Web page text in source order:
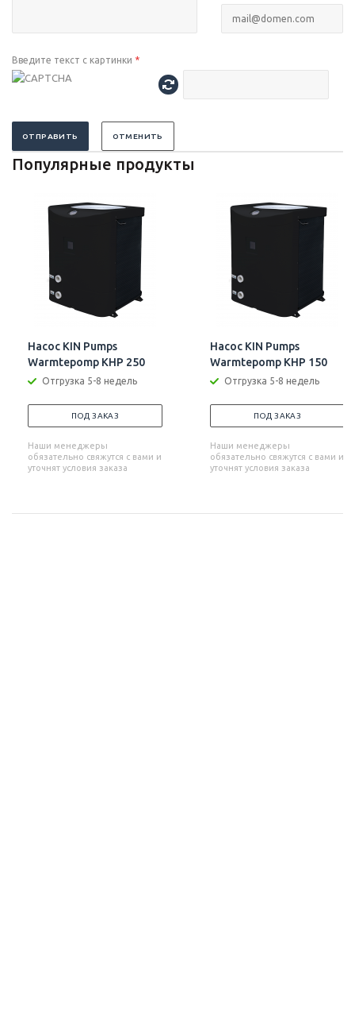
Введите текст с картинки *
ОТПРАВИТЬ ОТМЕНИТЬ
Популярные продукты
Насос KIN Pumps
Warmtepomp KHP 250
Отгрузка 5-8 недель
ПОД ЗАКАЗ
Наши менеджеры
обязательно свяжутся с вами и
уточнят условия заказа
Насос KIN Pumps
Warmtepomp KHP 150
Отгрузка 5-8 недель
ПОД ЗАКАЗ
Наши менеджеры
обязательно свяжутся с вами и
уточнят условия заказа